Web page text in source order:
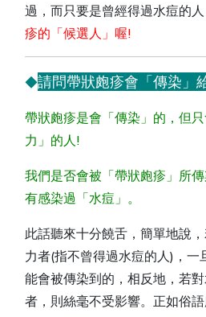
過，而只要是曾經得過水痘的
疹的「候選人」喔!
◆請問帶狀皰疹會「傳染」
帶狀皰疹是會「傳染」的，但
力」的人!
我們是否會被「帶狀皰疹」所
有感染過「水痘」。
此話聽來十分饒舌，簡單地說
力者(指不曾得過水痘的人)，一
能會被傳染到的，相反地，若
者，則絲毫不受影響。正如俗